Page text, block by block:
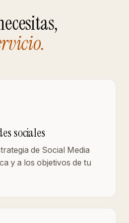
sociales
de Social Media
y a los objetivos de tu